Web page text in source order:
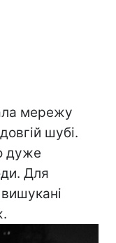
мережу
шубі.
дуже
Для